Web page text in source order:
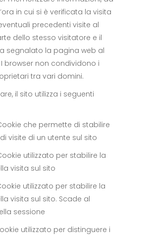
in cui si è verificata la visita
precedenti visite al
dello stesso visitatore e il
segnalato la pagina web al
browser non condividono i
tra vari domini.
il sito utilizza i seguenti
che permette di stabilire
visite di un utente sul sito
utilizzato per stabilire la
visita sul sito
utilizzato per stabilire la
visita sul sito. Scade al
sessione
utilizzato per distinguere i